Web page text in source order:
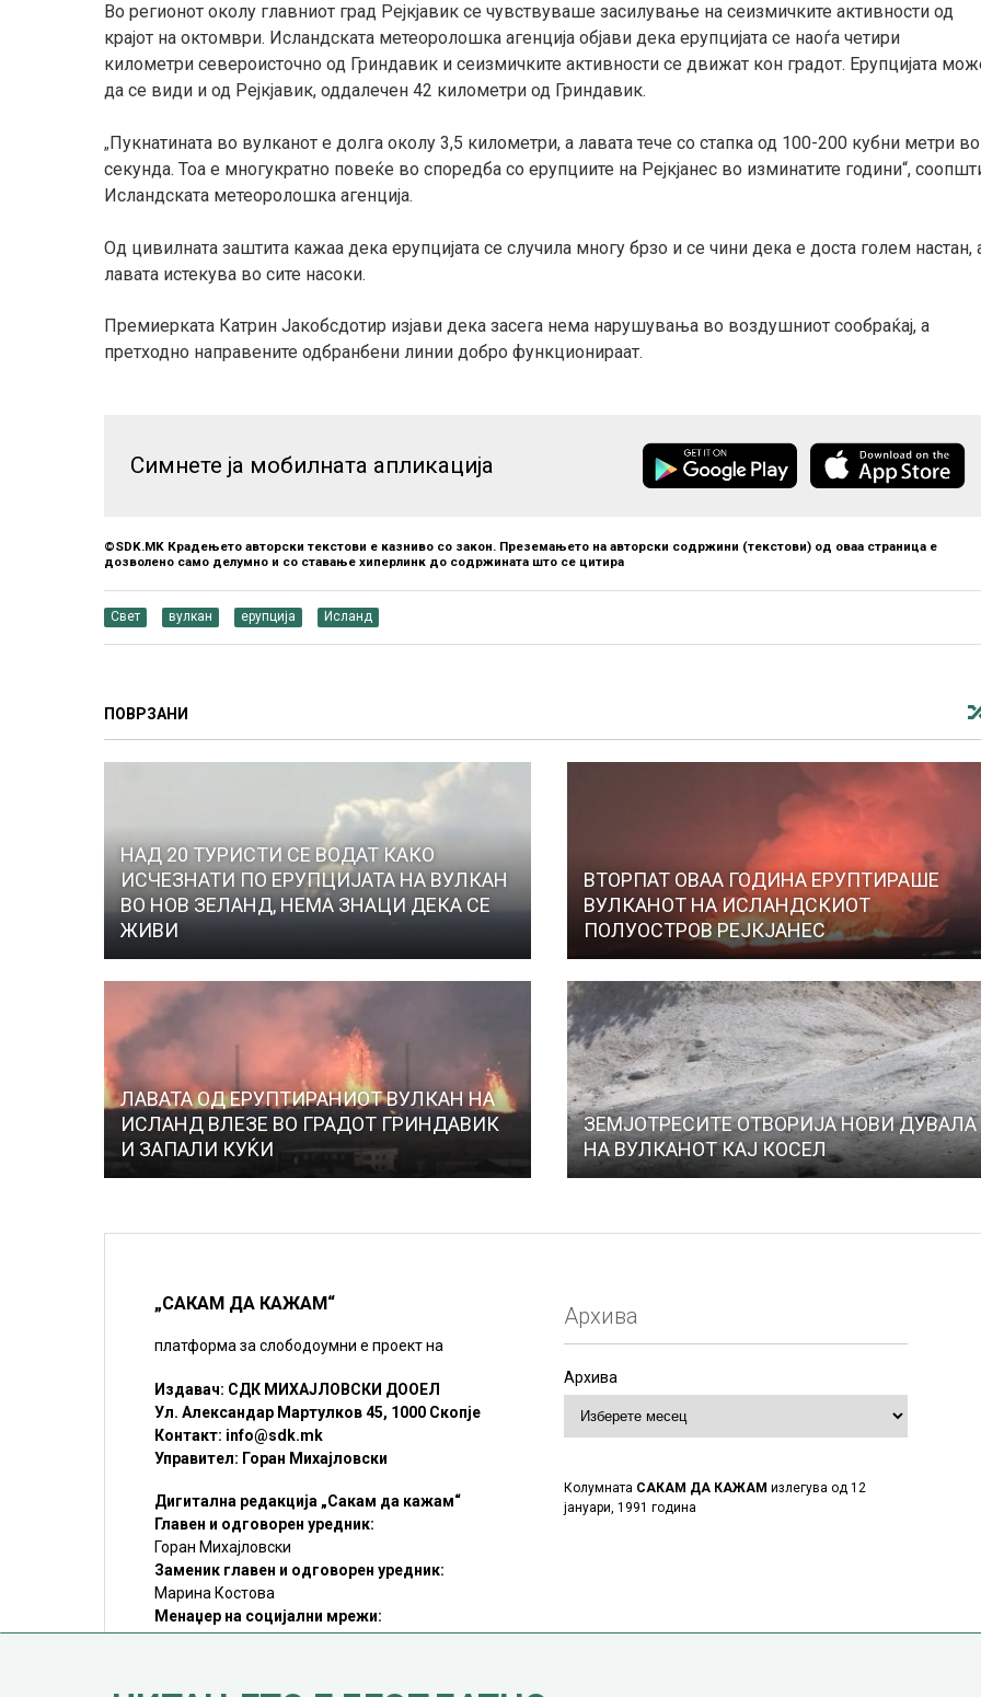
Во регионот околу главниот град Рејкјавик се чувствуваше засилување на сеизмичките активности од
крајот на октомври. Исландската метеоролошка агенција објави дека ерупцијата се наоѓа четири
километри североисточно од Гриндавик и сеизмичките активности се движат кон градот. Ерупцијата
да се види и од Рејкјавик, оддалечен 42 километри од Гриндавик.
„Пукнатината во вулканот е долга околу 3,5 километри, а лавата тече со стапка од 100-200 кубни метри во
секунда. Тоа е многукратно повеќе во споредба со ерупциите на Рејкјанес во изминатите години“,
Исландската метеоролошка агенција.
Од цивилната заштита кажаа дека ерупцијата се случила многу брзо и се чини дека е доста голем настан,
лавата истекува во сите насоки.
Премиерката Катрин Јакобсдотир изјави дека засега нема нарушувања во воздушниот сообраќај, а
претходно направените одбранбени линии добро функционираат.
Симнете ја мобилната апликација
©SDK.MK Крадењето авторски текстови е казниво со закон. Преземањето на авторски содржини (текстови) од оваа страница е
дозволено само делумно и со ставање хиперлинк до содржината што се цитира
Свет вулкан ерупција Исланд
ПОВРЗАНИ
НАД 20 ТУРИСТИ СЕ ВОДАТ КАКО
ИСЧЕЗНАТИ ПО ЕРУПЦИЈАТА НА ВУЛКАН
ВО НОВ ЗЕЛАНД, НЕМА ЗНАЦИ ДЕКА СЕ
ЖИВИ
ВТОРПАТ ОВАА ГОДИНА ЕРУПТИРАШЕ
ВУЛКАНОТ НА ИСЛАНДСКИОТ
ПОЛУОСТРОВ РЕЈКЈАНЕС
ЛАВАТА ОД ЕРУПТИРАНИОТ ВУЛКАН НА
ИСЛАНД ВЛЕЗЕ ВО ГРАДОТ ГРИНДАВИК
И ЗАПАЛИ КУЌИ
ЗЕМЈОТРЕСИТЕ ОТВОРИЈА НОВИ ДУВАЛА
НА ВУЛКАНОТ КАЈ КОСЕЛ
„САКАМ ДА КАЖАМ“
платформа за слободоумни е проект на
Издавач: СДК МИХАЈЛОВСКИ ДООЕЛ
Ул. Александар Мартулков 45, 1000 Скопје
Контакт: info@sdk.mk
Управител: Горан Михајловски
Дигитална редакција „Сакам да кажам“
Главен и одговорен уредник:
Горан Михајловски
Заменик главен и одговорен уредник:
Марина Костова
Менаџер на социјални мрежи:
Мирослав Илиоски
Архива
Архива
Колумната САКАМ ДА КАЖАМ излегува од 12
јануари, 1991 година